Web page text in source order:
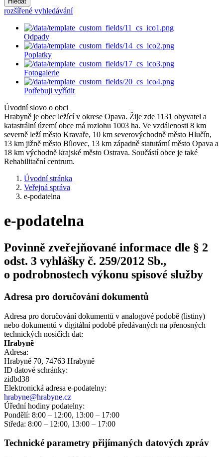
rozšířené vyhledávání
Odpady
Poplatky
Fotogalerie
Potřebuji vyřídit
Úvodní slovo o obci
Hrabyně je obec ležící v okrese Opava. Žije zde 1131 obyvatel a
katastrální území obce má rozlohu 1003 ha. Ve vzdálenosti 8 km
severně leží město Kravaře, 10 km severovýchodně město Hlučín,
13 km jižně město Bílovec, 13 km západně statutární město Opava a
18 km východně krajské město Ostrava. Součástí obce je také
Rehabilitační centrum.
Úvodní stránka
Veřejná správa
e-podatelna
e-podatelna
Povinně zveřejňované informace dle § 2
odst. 3 vyhlášky č. 259/2012 Sb.,
o podrobnostech výkonu spisové služby
Adresa pro doručování dokumentů
Adresa pro doručování dokumentů v analogové podobě (listiny)
nebo dokumentů v digitální podobě předávaných na přenosných
technických nosičích dat:
Hrabyně
Adresa:
Hrabyně 70, 74763 Hrabyně
ID datové schránky:
zidbd38
Elektronická adresa e‑podatelny:
hrabyne@hrabyne.cz
Úřední hodiny podatelny:
Pondělí: 8:00 – 12:00, 13:00 – 17:00
Středa: 8:00 – 12:00, 13:00 – 17:00
Technické parametry přijímaných datových zpráv